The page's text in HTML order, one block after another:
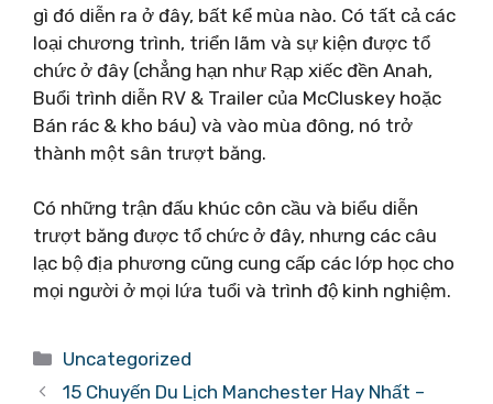
gì đó diễn ra ở đây, bất kể mùa nào. Có tất cả các
loại chương trình, triển lãm và sự kiện được tổ
chức ở đây (chẳng hạn như Rạp xiếc đền Anah,
Buổi trình diễn RV & Trailer của McCluskey hoặc
Bán rác & kho báu) và vào mùa đông, nó trở
thành một sân trượt băng.
Có những trận đấu khúc côn cầu và biểu diễn
trượt băng được tổ chức ở đây, nhưng các câu
lạc bộ địa phương cũng cung cấp các lớp học cho
mọi người ở mọi lứa tuổi và trình độ kinh nghiệm.
Danh
mục
Uncategorized
15 Chuyến Du Lịch Manchester Hay Nhất –